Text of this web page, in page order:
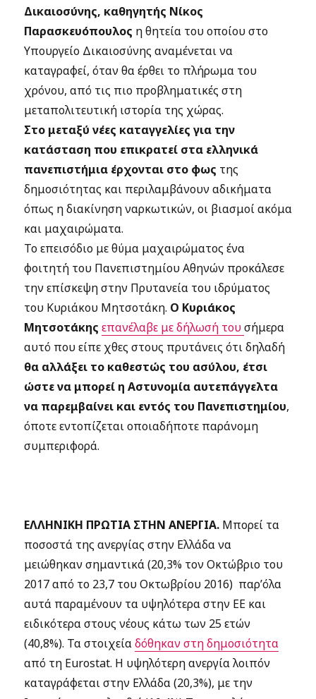
Δικαιοσύνης, καθηγητής Νίκος
Παρασκευόπουλος η θητεία του οποίου στο
Υπουργείο Δικαιοσύνης αναμένεται να
καταγραφεί, όταν θα έρθει το πλήρωμα του
χρόνου, από τις πιο προβληματικές στη
μεταπολιτευτική ιστορία της χώρας.
Στο μεταξύ νέες καταγγελίες για την
κατάσταση που επικρατεί στα ελληνικά
πανεπιστήμια έρχονται στο φως της
δημοσιότητας και περιλαμβάνουν αδικήματα
όπως η διακίνηση ναρκωτικών, οι βιασμοί ακόμα
και μαχαιρώματα.
Το επεισόδιο με θύμα μαχαιρώματος ένα
φοιτητή του Πανεπιστημίου Αθηνών προκάλεσε
την επίσκεψη στην Πρυτανεία του ιδρύματος
του Κυριάκου Μητσοτάκη. Ο Κυριάκος
Μητσοτάκης επανέλαβε με δήλωσή τουσήμερα
αυτό που είπε χθες στους πρυτάνεις ότι δηλαδή
θα αλλάξει το καθεστώς του ασύλου, έτσι
ώστε να μπορεί η Αστυνομία αυτεπάγγελτα
να παρεμβαίνει και εντός του Πανεπιστημίου,
όποτε εντοπίζεται οποιαδήποτε παράνομη
συμπεριφορά.
ΕΛΛΗΝΙΚΗ ΠΡΩΤΙΑ ΣΤΗΝ ΑΝΕΡΓΙΑ. Μπορεί τα
ποσοστά της ανεργίας στην Ελλάδα να
μειώθηκαν σημαντικά (20,3% τον Οκτώβριο του
2017 από το 23,7 του Οκτωβρίου 2016) παρ’όλα
αυτά παραμένουν τα υψηλότερα στην ΕΕ και
ειδικότερα στους νέους κάτω των 25 ετών
(40,8%). Τα στοιχείαδόθηκαν στη δημοσιότητα
από τη Eurostat. Η υψηλότερη ανεργία λοιπόν
καταγράφεται στην Ελλάδα (20,3%), με την